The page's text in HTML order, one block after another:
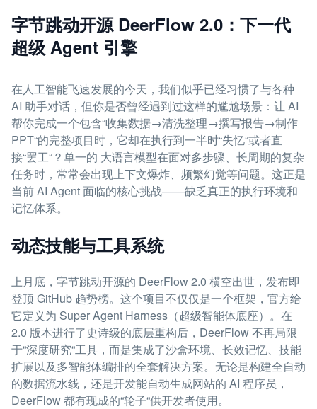
字节跳动开源 DeerFlow 2.0：下一代
超级 Agent 引擎
在人工智能飞速发展的今天，我们似乎已经习惯了与各种
AI 助手对话，但你是否曾经遇到过这样的尴尬场景：让 AI
帮你完成一个包含“收集数据→清洗整理→撰写报告→制作
PPT“的完整项目时，它却在执行到一半时“失忆“或者直
接“罢工“？单一的 大语言模型在面对多步骤、长周期的复杂
任务时，常常会出现上下文爆炸、频繁幻觉等问题。这正是
当前 AI Agent 面临的核心挑战——缺乏真正的执行环境和
记忆体系。
动态技能与工具系统
上月底，字节跳动开源的 DeerFlow 2.0 横空出世，发布即
登顶 GitHub 趋势榜。这个项目不仅仅是一个框架，官方给
它定义为 Super Agent Harness（超级智能体底座）。在
2.0 版本进行了史诗级的底层重构后，DeerFlow 不再局限
于“深度研究“工具，而是集成了沙盒环境、长效记忆、技能
扩展以及多智能体编排的全套解决方案。无论是构建全自动
的数据流水线，还是开发能自动生成网站的 AI 程序员，
DeerFlow 都有现成的“轮子“供开发者使用。